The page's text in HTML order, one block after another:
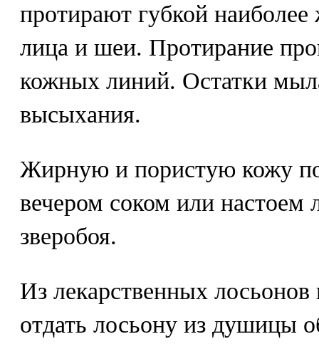
протирают губкой
лица и шеи. Протирание
кожных линий. Остатки
высыхания.
Жирную и пористую кожу
вечером соком или настоем
зверобоя.
Из лекарственных
отдать лосьону из душицы